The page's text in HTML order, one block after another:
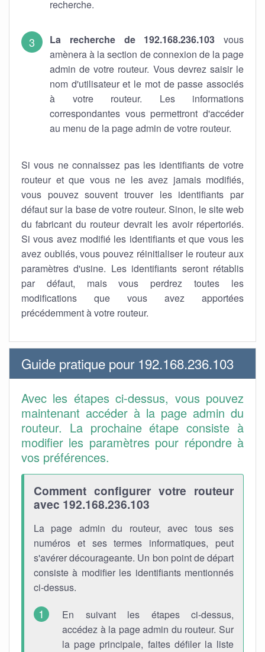
recherche.
La recherche de 192.168.236.103 vous
amènera à la section de connexion de la page
admin de votre routeur. Vous devrez saisir le
nom d'utilisateur et le mot de passe associés
à votre routeur. Les informations
correspondantes vous permettront d'accéder
au menu de la page admin de votre routeur.
Si vous ne connaissez pas les identifiants de votre
routeur et que vous ne les avez jamais modifiés,
vous pouvez souvent trouver les identifiants par
défaut sur la base de votre routeur. Sinon, le site web
du fabricant du routeur devrait les avoir répertoriés.
Si vous avez modifié les identifiants et que vous les
avez oubliés, vous pouvez réinitialiser le routeur aux
paramètres d'usine. Les identifiants seront rétablis
par défaut, mais vous perdrez toutes les
modifications que vous avez apportées
précédemment à votre routeur.
Guide pratique pour 192.168.236.103
Avec les étapes ci-dessus, vous pouvez
maintenant accéder à la page admin du
routeur. La prochaine étape consiste à
modifier les paramètres pour répondre à
vos préférences.
Comment configurer votre routeur
avec 192.168.236.103
La page admin du routeur, avec tous ses
numéros et ses termes informatiques, peut
s'avérer décourageante. Un bon point de départ
consiste à modifier les identifiants mentionnés
ci-dessus.
En suivant les étapes ci-dessus,
accédez à la page admin du routeur. Sur
la page principale, faites défiler la liste